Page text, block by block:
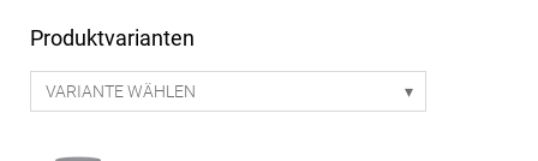
Produktvarianten
VARIANTE WÄHLEN